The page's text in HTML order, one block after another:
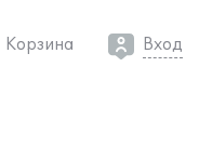
Корзина Вход